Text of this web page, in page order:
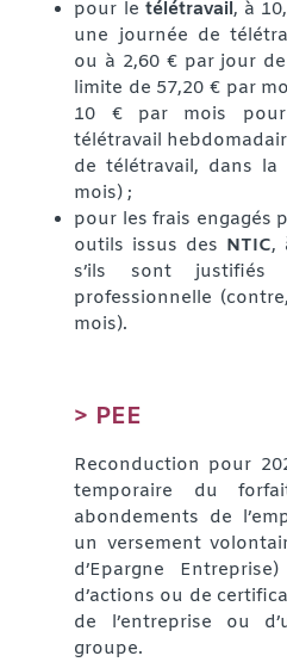
pour le télétravail, à
une journée de
ou à 2,60 € par jour
limite de 57,20 € par
10 € par mois
télétravail
de télétravail, dans
mois) ;
pour les frais engagés
outils issus des NTIC,
s’ils sont
professionnelle
mois).
> PEE
Reconduction pour
temporaire du
abondements de
un versement
d’Epargne
d’actions ou de
de l’entreprise ou
groupe.